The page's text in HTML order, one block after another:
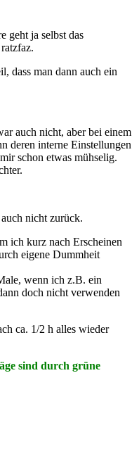
geht ja selbst das
dass man dann auch ein
auch nicht, aber bei einem
deren interne Einstellungen
schon etwas mühselig.
nicht zurück.
ich kurz nach Erscheinen
eigene Dummheit
wenn ich z.B. ein
doch nicht verwenden
ca. 1/2 h alles wieder
sind durch grüne